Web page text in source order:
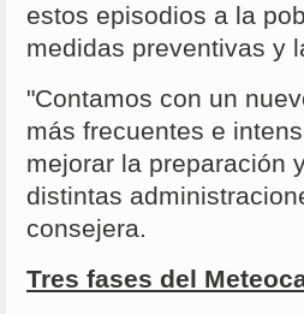
estos episodios a la
medidas preventivas y
"Contamos con un
más frecuentes e
mejorar la preparación
distintas
consejera.
Tres fases del